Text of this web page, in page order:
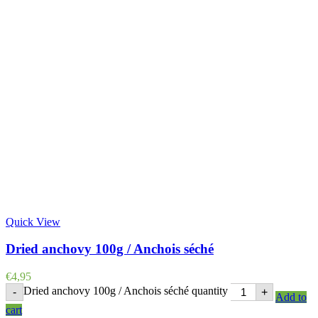
Quick View
Dried anchovy 100g / Anchois séché
€4,95
- Dried anchovy 100g / Anchois séché quantity +
Add to
cart